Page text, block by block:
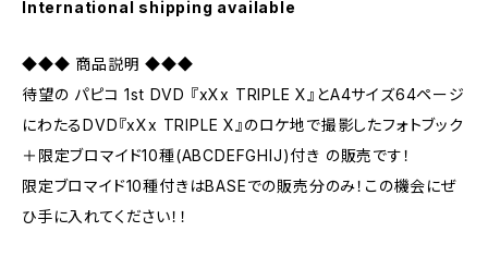
International shipping available
◆◆◆ 商品説明 ◆◆◆
待望の パピコ 1st DVD 『xXx TRIPLE X』とA4サイズ64ページ
にわたるDVD『xXx TRIPLE X』のロケ地で撮影したフォトブック
＋限定ブロマイド10種(ABCDEFGHIJ)付き の販売です！
限定ブロマイド10種付きはBASEでの販売分のみ！この機会にぜ
ひ手に入れてください！！